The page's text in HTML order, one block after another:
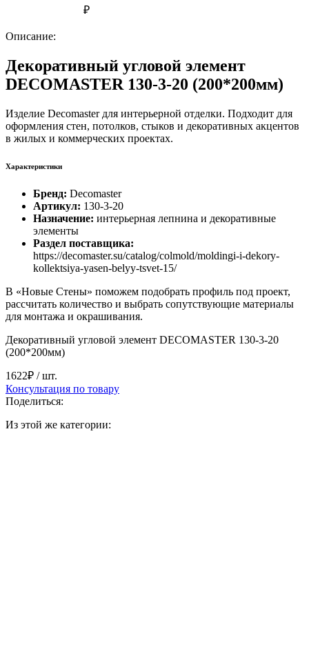
₽
Описание:
Декоративный угловой элемент
DECOMASTER 130-3-20 (200*200мм)
Изделие Decomaster для интерьерной отделки. Подходит для
оформления стен, потолков, стыков и декоративных акцентов
в жилых и коммерческих проектах.
Характеристики
Бренд: Decomaster
Артикул: 130-3-20
Назначение: интерьерная лепнина и декоративные
элементы
Раздел поставщика:
https://decomaster.su/catalog/colmold/moldingi-i-dekory-
kollektsiya-yasen-belyy-tsvet-15/
В «Новые Стены» поможем подобрать профиль под проект,
рассчитать количество и выбрать сопутствующие материалы
для монтажа и окрашивания.
Декоративный угловой элемент DECOMASTER 130-3-20
(200*200мм)
1622₽ / шт.
Консультация по товару
Поделиться:
Из этой же категории: